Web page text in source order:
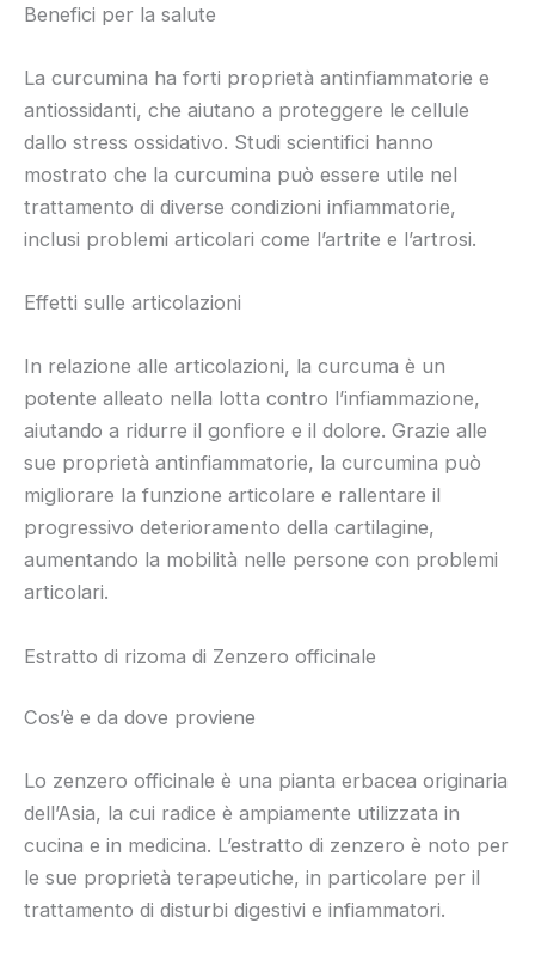
Benefici per la salute
La curcumina ha forti proprietà antinfiammatorie e
antiossidanti, che aiutano a proteggere le cellule
dallo stress ossidativo. Studi scientifici hanno
mostrato che la curcumina può essere utile nel
trattamento di diverse condizioni infiammatorie,
inclusi problemi articolari come l’artrite e l’artrosi.
Effetti sulle articolazioni
In relazione alle articolazioni, la curcuma è un
potente alleato nella lotta contro l’infiammazione,
aiutando a ridurre il gonfiore e il dolore. Grazie alle
sue proprietà antinfiammatorie, la curcumina può
migliorare la funzione articolare e rallentare il
progressivo deterioramento della cartilagine,
aumentando la mobilità nelle persone con problemi
articolari.
Estratto di rizoma di Zenzero officinale
Cos’è e da dove proviene
Lo zenzero officinale è una pianta erbacea originaria
dell’Asia, la cui radice è ampiamente utilizzata in
cucina e in medicina. L’estratto di zenzero è noto per
le sue proprietà terapeutiche, in particolare per il
trattamento di disturbi digestivi e infiammatori.